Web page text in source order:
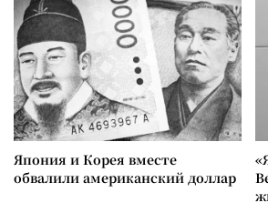
Япония и Корея вместе
обвалили американский доллар